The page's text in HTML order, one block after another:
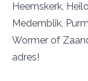
Heemskerk,
Medemblik,
Wormer of
adres!